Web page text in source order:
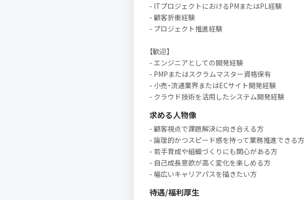
- ITプロジェクトにおけるPMまたはPL経験
- 顧客折衝経験
- プロジェクト推進経験
【歓迎】
- エンジニアとしての開発経験
- PMPまたはスクラムマスター資格保有
- 小売・流通業界またはECサイト開発経験
- クラウド技術を活用したシステム開発経験
求める人物像
- 顧客視点で課題解決に向き合える方
- 論理的かつスピード感を持って業務推進できる方
- 若手育成や組織づくりにも関心がある方
- 自己成長意欲が高く変化を楽しめる方
- 幅広いキャリアパスを描きたい方
待遇/福利厚生